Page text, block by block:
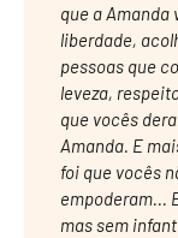
que a Amanda
liberdade,
pessoas que
leveza,
que vocês
Amanda. E
foi que vocês
empoderam...
mas sem